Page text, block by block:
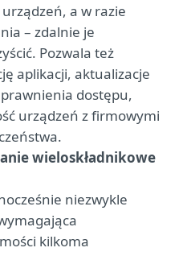
a w razie
– zdalnie je
Pozwala też
aplikacji, aktualizacje
dostępu,
urządzeń z firmowymi
wieloskładnikowe
niezwykle
kilkoma